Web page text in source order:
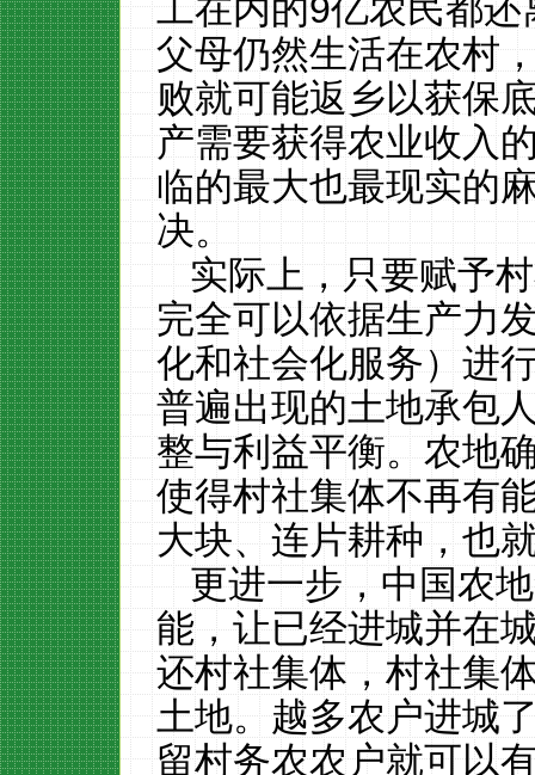
工在内的9亿农民都还
父母仍然生活在农村
败就可能返乡以获保
产需要获得农业收入
临的最大也最现实的
决。
实际上，只要赋予
完全可以依据生产力
化和社会化服务）进
普遍出现的土地承包
整与利益平衡。农地
使得村社集体不再有
大块、连片耕种，也
更进一步，中国农
能，让已经进城并在
还村社集体，村社集
土地。越多农户进城
留村务农农户就可以